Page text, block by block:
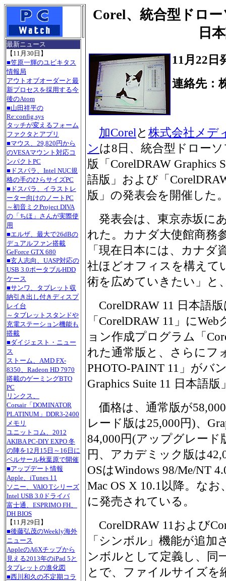
最新ニュース
【11月30日】
■笠原一輝のユビキタス
情報局
アウトオブオーダーと最
新プロセスを採用する今
後のAtom
■山田祥平の
Re:config.sys
タッチが変えるフォーム
ファクタとアプリ
■マウス、29,820円から
のVESAマウント対応コ
ンパクトPC
■ドスパラ、Intel NUC規
格の手のひらサイズPC
■ドスパラ、イラストレ
ーター向けのノートPC
～初音ミクProject DIVA
の「ちほ」さんが実際使
用
■エルザ、最大で26dBの
デュアルファン搭載
GeForce GTX 680
■玄人志向、UASP対応の
USB 3.0ポータブルHDD
ケース
■サンワ、タブレット収
納引き出し付きディスプ
レイ台
～タブレットスタンドや
充電ステーション機能も
搭載
■ダイジェスト・ニュー
ス
ストーム、AMD FX-
8350、Radeon HD 7970
搭載のゲーミングBTO
PC
リンクス、
Corsair「DOMINATOR
PLATINUM」DDR3-2400
メモリ
ユニットコム、2012
AKIBA PC-DIY EXPO 冬
の陣を12月15日～16日に
ベルサール秋葉原で開催
■アップデート情報
Apple、iTunes 11
ソニー、VAIO Tシリーズ
Intel USB 3.0ドライバ
富士通、ESPRIMO FH、
DH BIOS
【11月29日】
■後藤弘茂のWeekly海外
ニュース
AppleのA6Xチップから
見える2013年のiPad 5と
タブレットの進化図
■西川和久の不定期コラ
Corel、統合型ドロ
日
11月22日
連絡先：
加Corel と 株式会社メデ
ンは8日、統合型ドロー
版「CorelDRAW Graphics
語版」および「
版」の発表会を開催した
発表会は、東京赤坂に
れた。カナダ大使館商務
「現在日本には、カナダ
社ほどオフィスを構えて
術を広めていきたい」と
CorelDRAW 11 日本語
「CorelDRAW 11」に
ョン作成プログラム「
れた通常版と、さらにフ
PHOTO-PAINT 11」がバ
Graphics Suite 11 日本語
価格は、通常版が
レード版は25,000円)、
84,000円(アップグレード
円、アカデミック版は
OSはWindows 98/Me/NT
Mac OS X 10.1以降。なお
に発売されている。
CorelDRAW 11および
「シンボル」機能が追
ンボルとして定義し、同
とで、ファイルサイズを